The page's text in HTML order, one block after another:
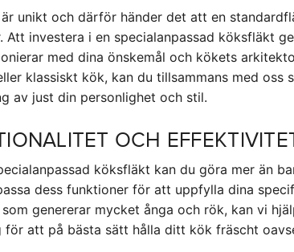
unikt och därför händer det att en
Att investera i en specialanpassad köksfläkt
med dina önskemål och kökets
klassiskt kök, kan du tillsammans med oss
av just din personlighet och stil.
OCH
köksfläkt kan du göra mer än
dess funktioner för att uppfylla dina
genererar mycket ånga och rök, kan vi
att på bästa sätt hålla ditt kök fräscht